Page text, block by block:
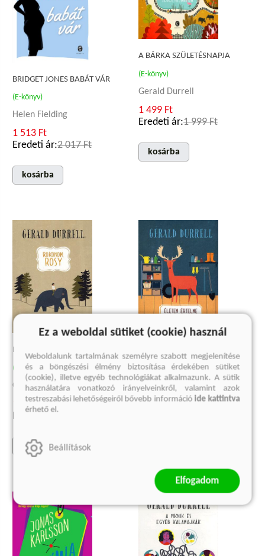
BRIDGET JONES BABÁT VÁR
(E-könyv)
Helen Fielding
1 513 Ft
Eredeti ár:2 017 Ft
kosárba
A BÁRKA SZÜLETÉSNAPJA
(E-könyv)
Gerald Durrell
1 499 Ft
Eredeti ár:1 999 Ft
kosárba
ROKONOM, ROSY
(E-könyv)
Gerald Durrell
1 569 Ft
Eredeti ár:2 092 Ft
kosárba
ÉLETEM ÉRTELME
(E-könyv)
Gerald Durrell
1 400 Ft
Ez a weboldal sütiket (cookie) használ
Weboldalunk tartalmának személyre szabott megjelenítése
és a böngészési élmény biztosítása érdekében sütiket
(cookie), illetve egyéb technológiákat alkalmazunk. A sütik
használatára vonatkozó irányelveinkről, valamint azok
testreszabási lehetőségeiről bővebb információ ide kattintva
érhető el.
Beállítások
Elfogadom